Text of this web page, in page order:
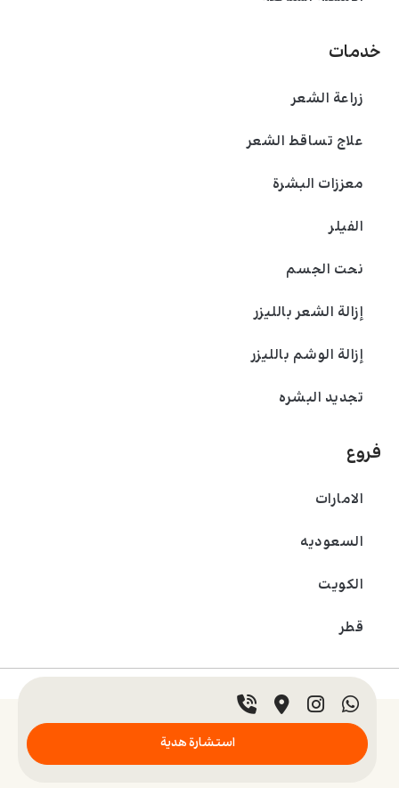
فروع
الامارات
السعودیه
الکویت
قطر
خدمات
زراعة الشعر
علاج تساقط الشعر
معززات البشرة
الفیلر
نحت الجسم
إزالة الشعر بالليزر
إزالة الوشم بالليزر
تجديد البشره
استشارة هدية